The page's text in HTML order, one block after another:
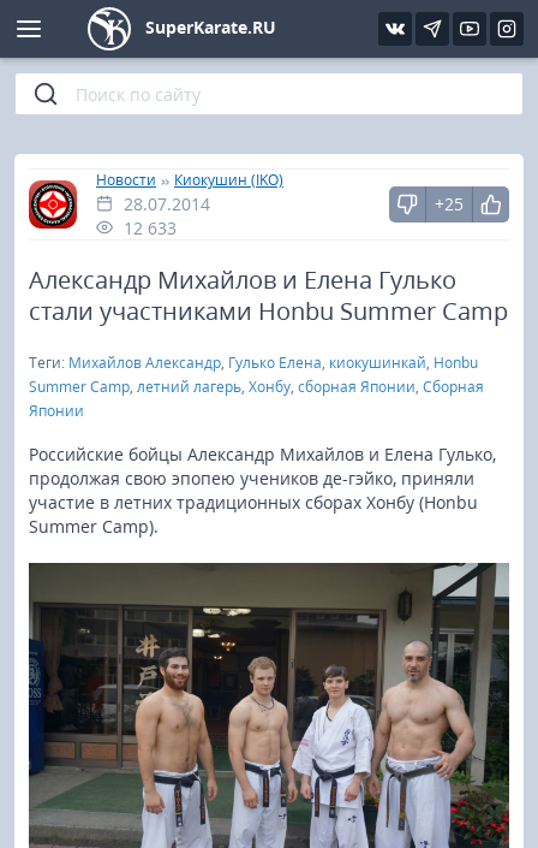
SuperKarate.RU
Главная
»
Новости » Киокушин (IKO)
28.07.2014
12 633
+25
Александр Михайлов и Елена Гулько
стали участниками Honbu Summer Camp
Теги: Михайлов Александр, Гулько Елена, киокушинкай, Honbu
Summer Camp, летний лагерь, Хонбу, сборная Японии, Сборная
Японии
Российские бойцы Александр Михайлов и Елена Гулько,
продолжая свою эпопею учеников де-гэйко, приняли
участие в летних традиционных сборах Хонбу (Honbu
Summer Camp).
Киокушинкай
Кёкусин (IFK)
Шинкиокушинкай
Кекусин-кан
Бокс
UFC и MMA
Муай тай
Фото
Видео
Интервью
Статьи
Уроки каратэ
Файлы
Библиотека